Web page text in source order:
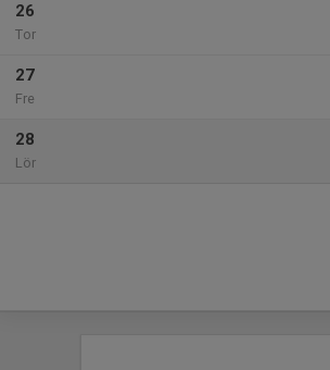
26
Tor
27
Fre
28
Lör